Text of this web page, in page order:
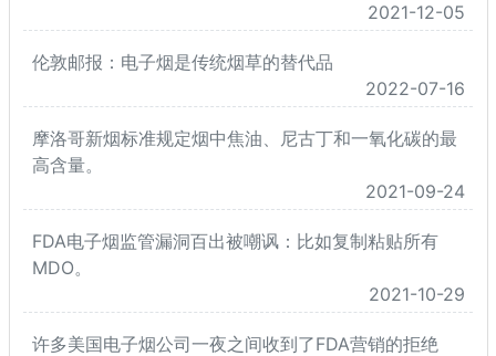
2021-12-05
伦敦邮报：电子烟是传统烟草的替代品
2022-07-16
摩洛哥新烟标准规定烟中焦油、尼古丁和一氧化碳的最
高含量。
2021-09-24
FDA电子烟监管漏洞百出被嘲讽：比如复制粘贴所有
MDO。
2021-10-29
许多美国电子烟公司一夜之间收到了FDA营销的拒绝